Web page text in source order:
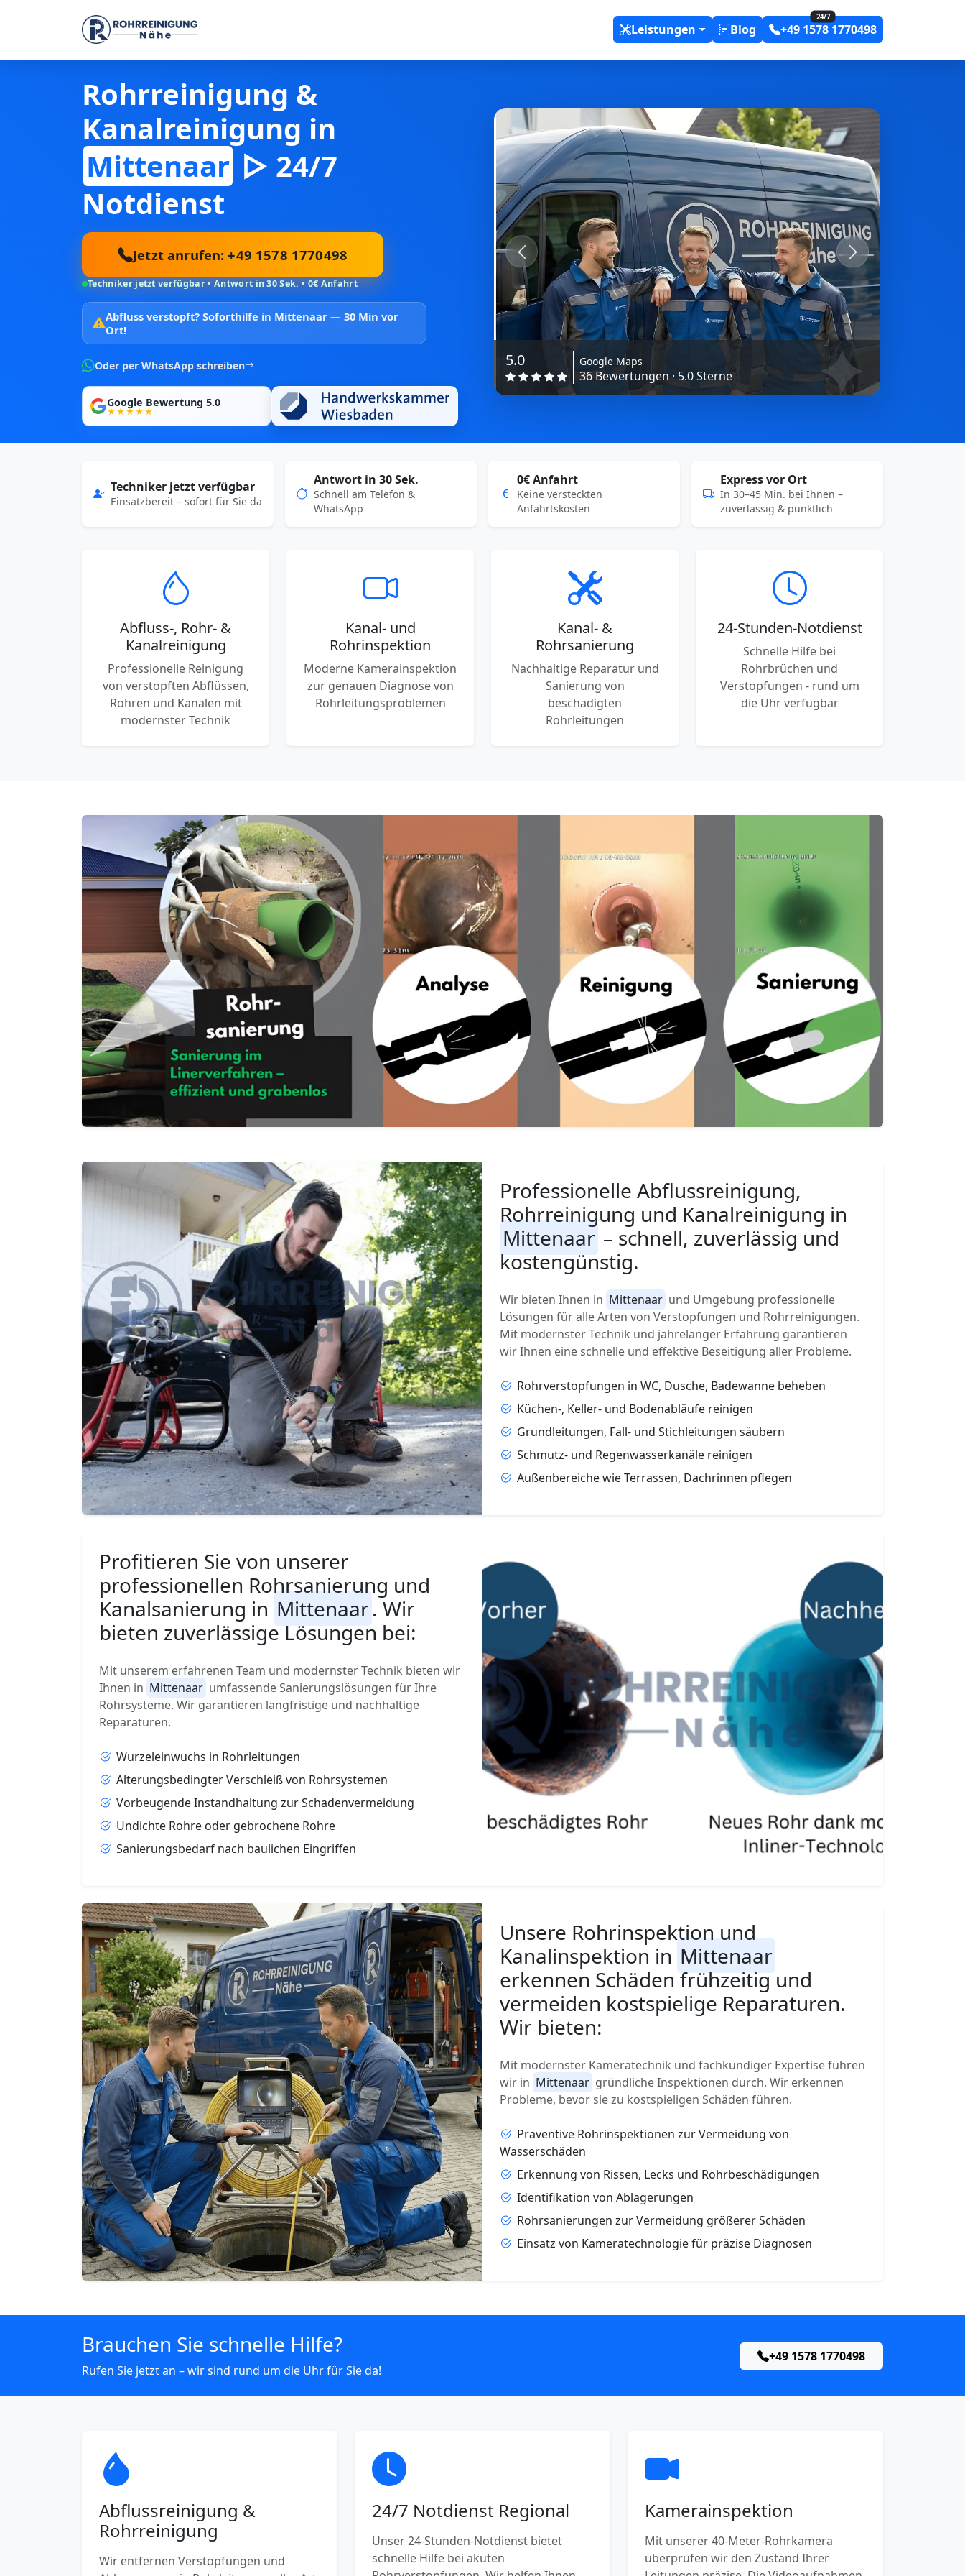
Leistungen Blog
24/7
+49 1578 1770498
Rohrreinigung &
Kanalreinigung in
Mittenaar ▷ 24/7
Notdienst
Jetzt anrufen: +49 1578 1770498
Techniker jetzt verfügbar • Antwort in 30 Sek. • 0€ Anfahrt
Abfluss verstopft? Soforthilfe in Mittenaar —30 Min vor
Ort!
Oder per WhatsApp schreiben
Google Bewertung 5.0
★★★★★
5.0 Google Maps
36 Bewertungen · 5.0 Sterne
Previous Next
Techniker jetzt verfügbar
Einsatzbereit – sofort für Sie da
Antwort in 30 Sek.
Schnell am Telefon &
WhatsApp
0€ Anfahrt
Keine versteckten
Anfahrtskosten
Express vor Ort
In 30–45 Min. bei Ihnen –
zuverlässig & pünktlich
Abfluss-, Rohr- &
Kanalreinigung
Professionelle Reinigung
von verstopften Abflüssen,
Rohren und Kanälen mit
modernster Technik
Kanal- und
Rohrinspektion
Moderne Kamerainspektion
zur genauen Diagnose von
Rohrleitungsproblemen
Kanal- &
Rohrsanierung
Nachhaltige Reparatur und
Sanierung von
beschädigten
Rohrleitungen
24-Stunden-Notdienst
Schnelle Hilfe bei
Rohrbrüchen und
Verstopfungen - rund um
die Uhr verfügbar
Professionelle Abflussreinigung,
Rohrreinigung und Kanalreinigung in
Mittenaar – schnell, zuverlässig und
kostengünstig.
Wir bieten Ihnen in Mittenaar und Umgebung professionelle
Lösungen für alle Arten von Verstopfungen und Rohrreinigungen.
Mit modernster Technik und jahrelanger Erfahrung garantieren
wir Ihnen eine schnelle und effektive Beseitigung aller Probleme.
Rohrverstopfungen in WC, Dusche, Badewanne beheben
Küchen-, Keller- und Bodenabläufe reinigen
Grundleitungen, Fall- und Stichleitungen säubern
Schmutz- und Regenwasserkanäle reinigen
Außenbereiche wie Terrassen, Dachrinnen pflegen
Profitieren Sie von unserer
professionellen Rohrsanierung und
Kanalsanierung in Mittenaar. Wir
bieten zuverlässige Lösungen bei:
Mit unserem erfahrenen Team und modernster Technik bieten wir
Ihnen in Mittenaar umfassende Sanierungslösungen für Ihre
Rohrsysteme. Wir garantieren langfristige und nachhaltige
Reparaturen.
Wurzeleinwuchs in Rohrleitungen
Alterungsbedingter Verschleiß von Rohrsystemen
Vorbeugende Instandhaltung zur Schadenvermeidung
Undichte Rohre oder gebrochene Rohre
Sanierungsbedarf nach baulichen Eingriffen
Unsere Rohrinspektion und
Kanalinspektion in Mittenaar
erkennen Schäden frühzeitig und
vermeiden kostspielige Reparaturen.
Wir bieten:
Mit modernster Kameratechnik und fachkundiger Expertise führen
wir in Mittenaar gründliche Inspektionen durch. Wir erkennen
Probleme, bevor sie zu kostspieligen Schäden führen.
Präventive Rohrinspektionen zur Vermeidung von
Wasserschäden
Erkennung von Rissen, Lecks und Rohrbeschädigungen
Identifikation von Ablagerungen
Rohrsanierungen zur Vermeidung größerer Schäden
Einsatz von Kameratechnologie für präzise Diagnosen
Brauchen Sie schnelle Hilfe?
Rufen Sie jetzt an – wir sind rund um die Uhr für Sie da!
+49 1578 1770498
Abflussreinigung &
Rohrreinigung
Wir entfernen Verstopfungen und
24/7 Notdienst Regional
Unser 24-Stunden-Notdienst bietet
schnelle Hilfe bei akuten
Kamerainspektion
Mit unserer 40-Meter-Rohrkamera
überprüfen wir den Zustand Ihrer